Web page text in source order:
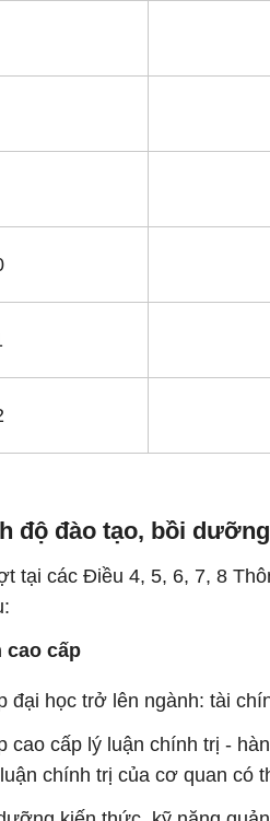
độ đào tạo, bồi
tại các Điều 4, 5, 6, 7, 8
cao cấp
đại học trở lên ngành: tài
cao cấp lý luận chính trị -
chính trị của cơ quan có